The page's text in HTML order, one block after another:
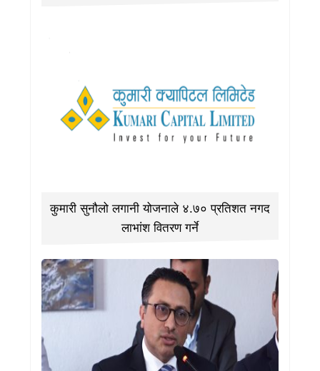
कुमारी सुनौलो लगानी योजनाले ४.७० प्रतिशत नगद
लाभांश वितरण गर्ने